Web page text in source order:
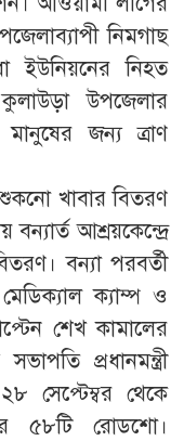
নিমগাছ
ইউনিয়নের নিহত
উপজেলার
মানুষের জন্য ত্রাণ
শুকনো খাবার বিতরণ
আশ্রয়কেন্দ্রে
বন্যা পরবর্তী
ক্যাম্প ও
শেখ কামালের
প্রধানমন্ত্রী
সেপ্টেম্বর থেকে
৫৮টি রোডশো।